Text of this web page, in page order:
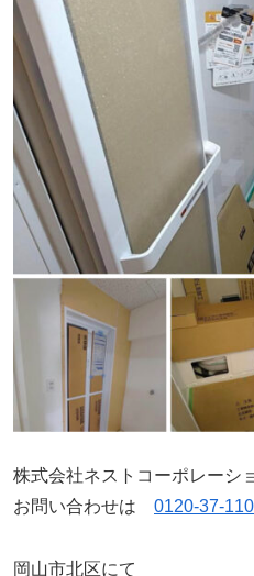
株式会社ネストコーポレーシ
お問い合わせは 0120-37-
岡山市北区にて